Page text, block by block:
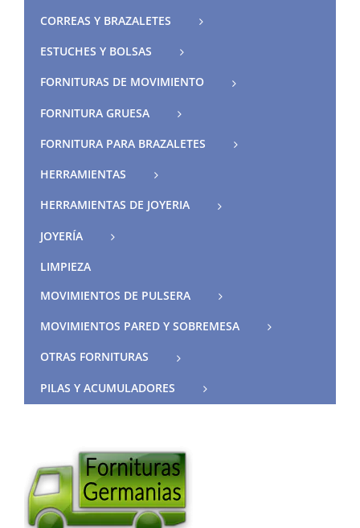
CORREAS Y BRAZALETES
ESTUCHES Y BOLSAS
FORNITURAS DE MOVIMIENTO
FORNITURA GRUESA
FORNITURA PARA BRAZALETES
HERRAMIENTAS
HERRAMIENTAS DE JOYERIA
JOYERÍA
LIMPIEZA
MOVIMIENTOS DE PULSERA
MOVIMIENTOS PARED Y SOBREMESA
OTRAS FORNITURAS
PILAS Y ACUMULADORES